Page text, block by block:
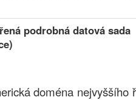
podrobná datová sada
doména nejvyššího